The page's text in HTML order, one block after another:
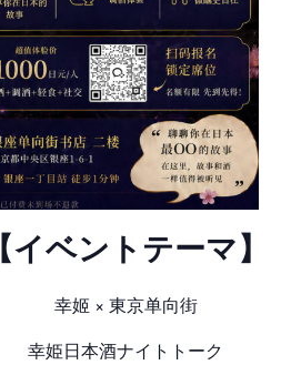
【イベントテーマ】
幸姬 × 東京单向街
幸姫日本酒ナイトトーク